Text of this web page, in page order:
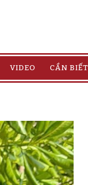
VIDEO CẦN BIẾT